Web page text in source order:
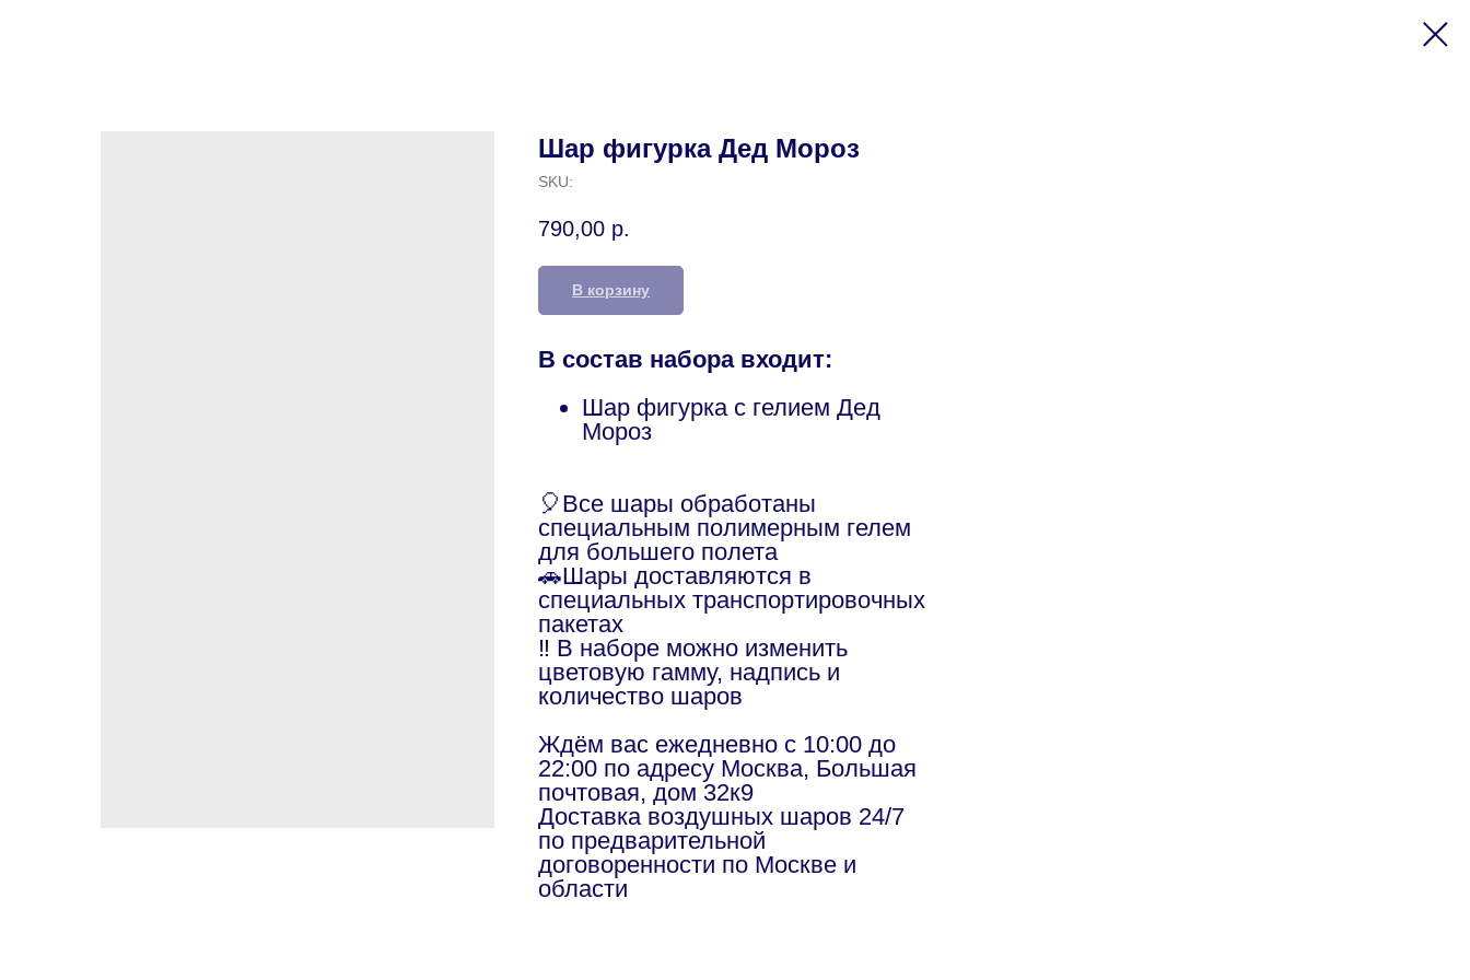
Шар фигурка Дед Мороз
SKU:
790,00 р.
В корзину
В состав набора входит:
Шар фигурка с гелием Дед
Мороз
🎈Все шары обработаны
специальным полимерным гелем
для большего полета
🚗Шары доставляются в
специальных транспортировочных
пакетах
‼️ В наборе можно изменить
цветовую гамму, надпись и
количество шаров
Ждём вас ежедневно с 10:00 до
22:00 по адресу Москва, Большая
почтовая, дом 32к9
Доставка воздушных шаров 24/7
по предварительной
договоренности по Москве и
области